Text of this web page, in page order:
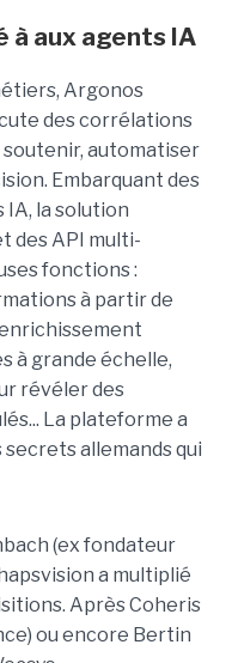
à aux agents IA
Argonos
des corrélations
automatiser
Embarquant des
IA, la solution
des API multi-
fonctions :
à partir de
à grande échelle,
révéler des
La plateforme a
allemands qui
(ex fondateur
a multiplié
Après Coheris
ou encore Bertin